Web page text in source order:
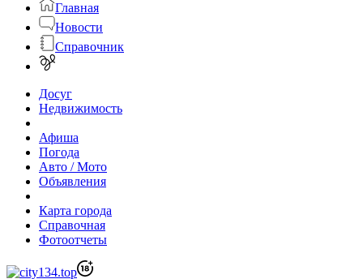
Главная
Новости
Справочник
Досуг
Недвижимость
Афиша
Погода
Авто / Мото
Объявления
Карта города
Справочная
Фотоотчеты